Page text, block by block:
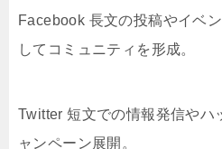
Facebook 長文の投稿やイベ
してコミュニティを形成。
Twitter 短文での情報発信やハ
ャンペーン展開。